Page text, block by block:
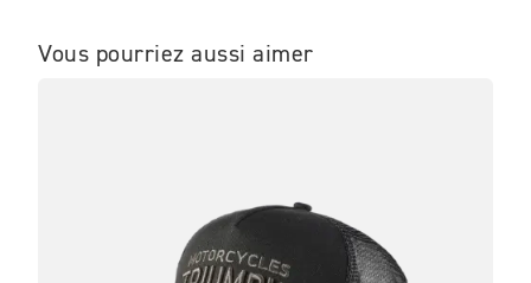
Vous pourriez aussi aimer